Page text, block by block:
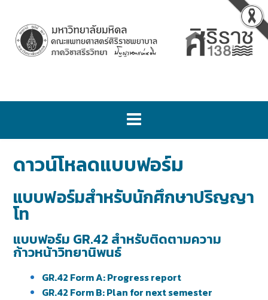
ดาวน์โหลดแบบฟอร์ม
แบบฟอร์มสำหรับนักศึกษาปริญญา
โท
แบบฟอร์ม GR.42 สำหรับติดตามความ
ก้าวหน้าวิทยานิพนธ์
GR.42 Form A: Progress report
GR.42 Form B: Plan for next semester